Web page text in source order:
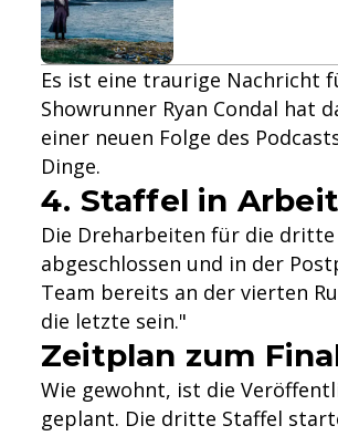
Es ist eine traurige Nachricht
Showrunner Ryan Condal hat
einer neuen Folge des
Dinge.
4. Staffel in Arbeit
Die Dreharbeiten für die
abgeschlossen und in der
Team bereits an der vierten
die letzte sein."
Zeitplan zum
Wie gewohnt, ist die
geplant. Die dritte Staffel